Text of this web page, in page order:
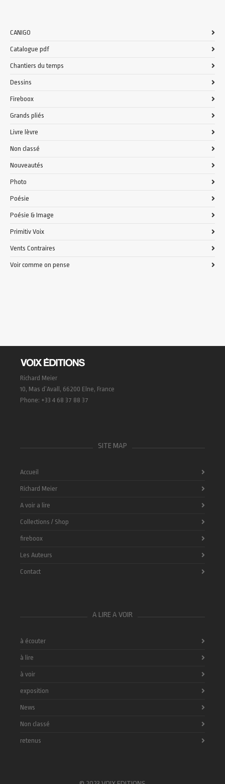
CANIGO
Catalogue pdf
Chantiers du temps
Dessins
Fireboox
Grands pliés
Livre lèvre
Non classé
Nouveautés
Photo
Poésie
Poésie & Image
Primitiv Voix
Vents Contraires
Voir comme on pense
Richard Meier
10, Mas d’Avall, 66200 Elne, France
Phone: +33 4 68 37 88 37
SITE MAP
Accueil
Richard Meier
A voir a lire
Collections / Shop
fireboox
Les Auteurs
Contact
A LIRE A VOIR
à écouter
à lire
à voir
exposition
News
Non classé
retenus